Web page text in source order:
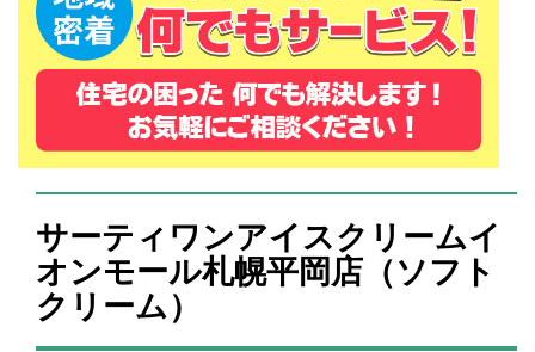
サーティワンアイスクリームイ
オンモール札幌平岡店（ソフト
クリーム）